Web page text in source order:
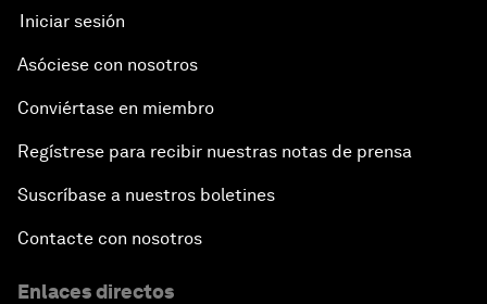
Iniciar sesión
Asóciese con nosotros
Conviértase en miembro
Regístrese para recibir nuestras notas de prensa
Suscríbase a nuestros boletines
Contacte con nosotros
Enlaces directos